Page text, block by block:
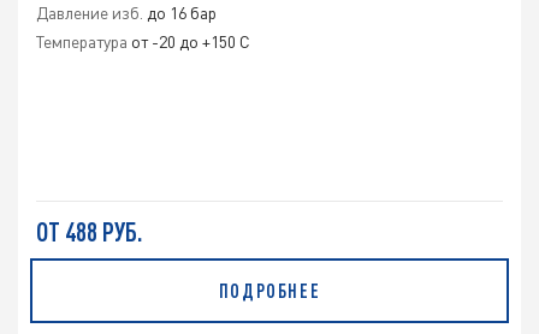
Давление изб. до 16 бар
Температура от -20 до +150 С
ОТ 488 РУБ.
ПОДРОБНЕЕ